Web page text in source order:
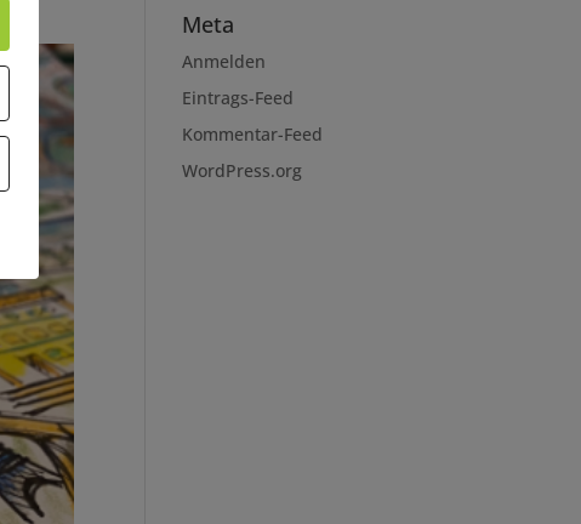
Meta
Anmelden
Eintrags-Feed
Kommentar-Feed
WordPress.org